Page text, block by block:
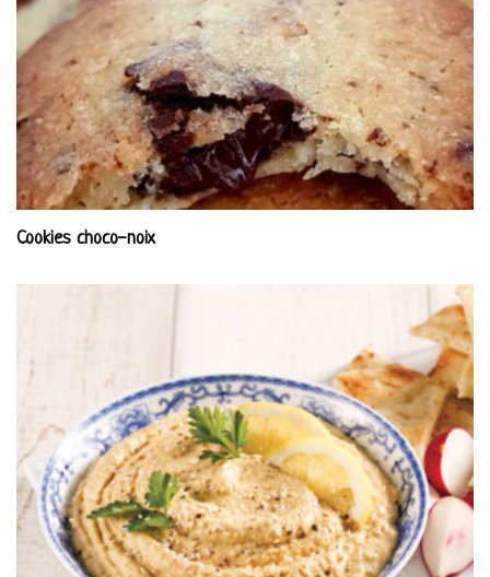
Cookies choco-noix